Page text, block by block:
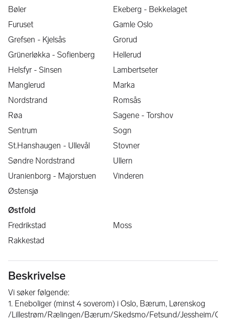
Bøler
Ekeberg - Bekkelaget
Furuset
Gamle Oslo
Grefsen - Kjelsås
Grorud
Grünerløkka - Sofienberg
Hellerud
Helsfyr - Sinsen
Lambertseter
Manglerud
Marka
Nordstrand
Romsås
Røa
Sagene - Torshov
Sentrum
Sogn
St.Hanshaugen - Ullevål
Stovner
Søndre Nordstrand
Ullern
Uranienborg - Majorstuen
Vinderen
Østensjø
Østfold
Fredrikstad
Moss
Rakkestad
Beskrivelse
Vi søker følgende:
1. Eneboliger (minst 4 soverom) i Oslo, Bærum, Lørenskog
/Lillestrøm/Rælingen/Bærum/Skedsmo/Fetsund/Jessheim/